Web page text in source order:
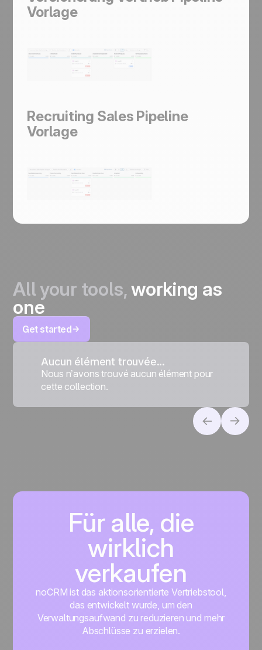
Vorlage
Recruiting Sales Pipeline
Vorlage
All your tools,working as
one
Get started
Aucun élément trouvée...
Nous n’avons trouvé aucun élément pour
cette collection.
Für alle, die
wirklich
verkaufen
noCRM ist das aktionsorientierte Vertriebstool,
das entwickelt wurde, um den
Verwaltungsaufwand zu reduzieren und mehr
Abschlüsse zu erzielen.